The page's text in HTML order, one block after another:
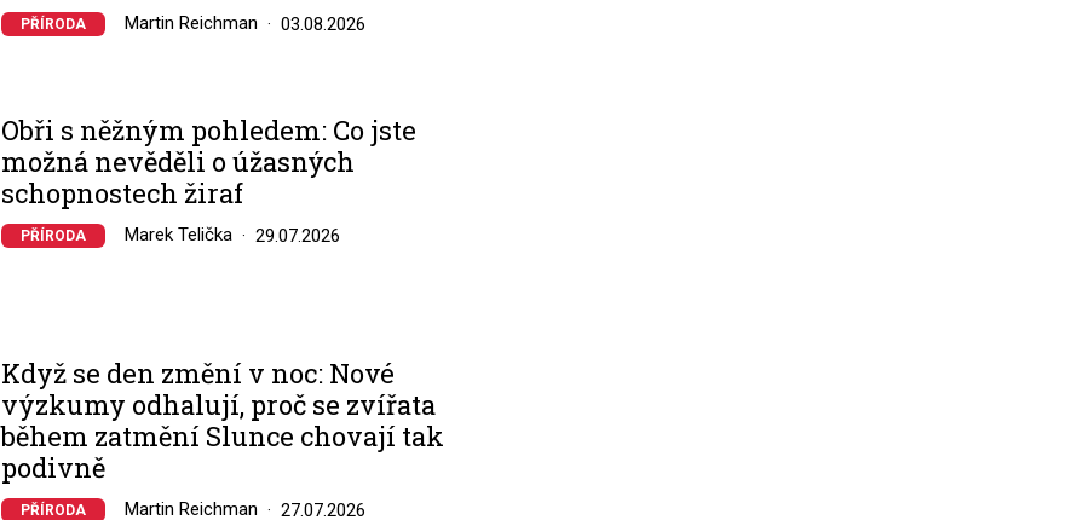
PŘÍRODA Martin Reichman 03.08.2026
Obři s něžným pohledem: Co jste
možná nevěděli o úžasných
schopnostech žiraf
PŘÍRODA Marek Telička 29.07.2026
Když se den změní v noc: Nové
výzkumy odhalují, proč se zvířata
během zatmění Slunce chovají tak
podivně
PŘÍRODA Martin Reichman 27.07.2026